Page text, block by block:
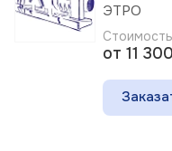
ЭТРО
от 11